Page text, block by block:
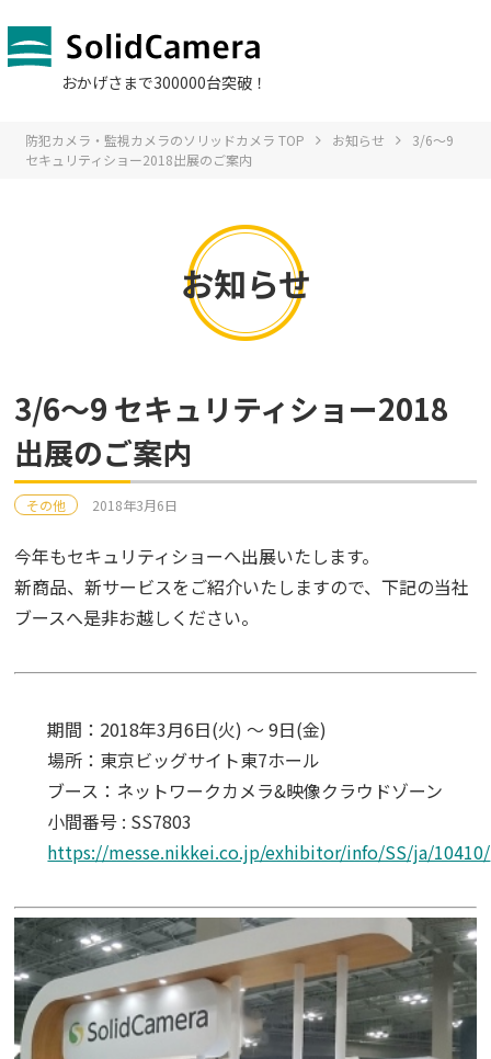
おかげさまで300000台突破！
防犯カメラ・監視カメラのソリッドカメラ TOP お知らせ
3/6～9
セキュリティショー2018出展のご案内
お知らせ
3/6～9 セキュリティショー2018
出展のご案内
その他 2018年3月6日
今年もセキュリティショーへ出展いたします。
新商品、新サービスをご紹介いたしますので、下記の当社
ブースへ是非お越しください。
期間：2018年3月6日(火) ～ 9日(金)
場所：東京ビッグサイト東7ホール
ブース：ネットワークカメラ&映像クラウドゾーン
小間番号 : SS7803
https://messe.nikkei.co.jp/exhibitor/info/SS/ja/10410/